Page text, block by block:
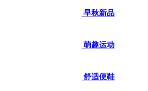
早秋新品
萌趣运动
舒适便鞋